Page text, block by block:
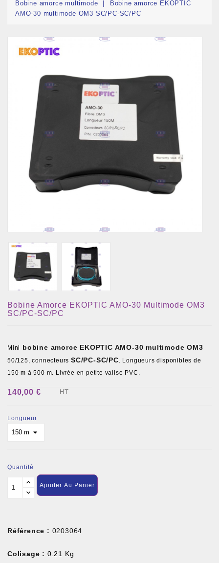
Bobine amorce multimode
Bobine amorce EKOPTIC
AMO-30 multimode OM3 SC/PC-SC/PC
Bobine Amorce EKOPTIC AMO-30 Multimode OM3
SC/PC-SC/PC
Mini bobine amorce EKOPTIC AMO-30 multimode OM3
50/125, connecteursSC/PC-SC/PC. Longueurs disponibles de
150 m à 500 m. Livrée en petite valise PVC.
140,00 € HT
Longueur
Quantité
Ajouter Au Panier
Référence : 0203064
Colisage : 0.21 Kg